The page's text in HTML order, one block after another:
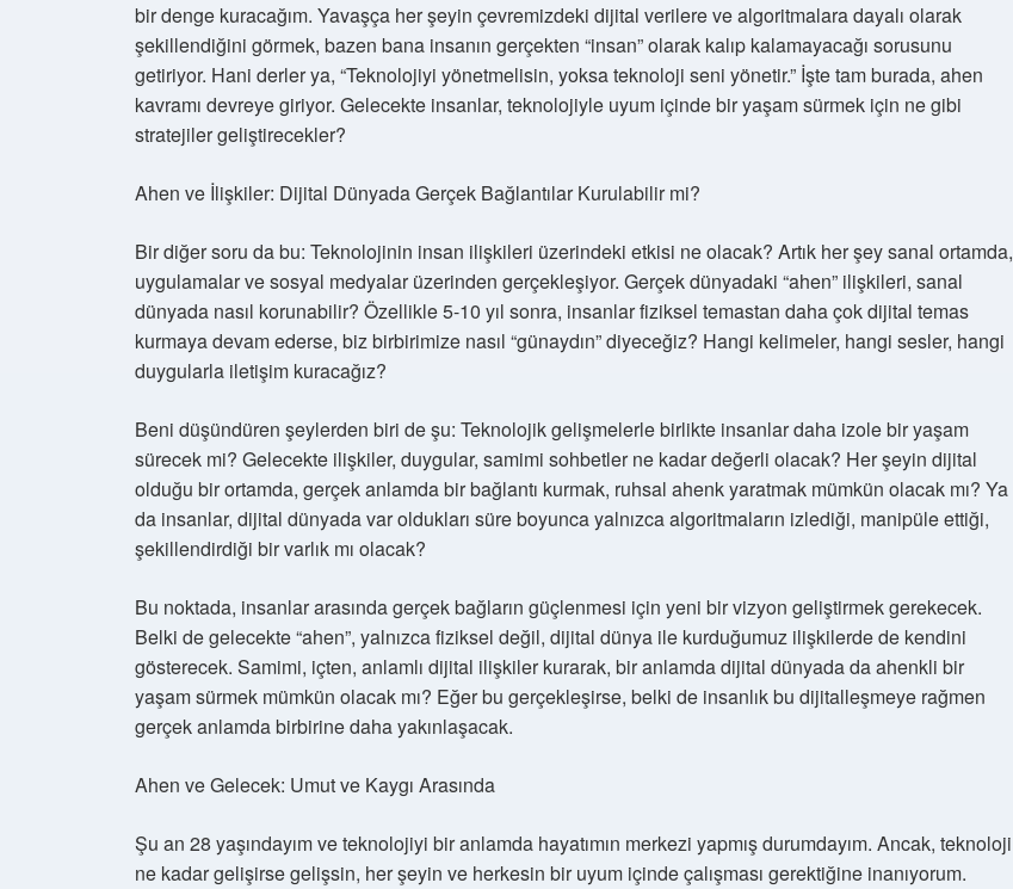
bir denge kuracağım. Yavaşça her şeyin çevremizdeki dijital verilere ve algoritmalara dayalı olarak
şekillendiğini görmek, bazen bana insanın gerçekten “insan” olarak kalıp kalamayacağı sorusunu
getiriyor. Hani derler ya, “Teknolojiyi yönetmelisin, yoksa teknoloji seni yönetir.” İşte tam burada, ahen
kavramı devreye giriyor. Gelecekte insanlar, teknolojiyle uyum içinde bir yaşam sürmek için ne gibi
stratejiler geliştirecekler?
Ahen ve İlişkiler: Dijital Dünyada Gerçek Bağlantılar Kurulabilir mi?
Bir diğer soru da bu: Teknolojinin insan ilişkileri üzerindeki etkisi ne olacak? Artık her şey sanal ortamda,
uygulamalar ve sosyal medyalar üzerinden gerçekleşiyor. Gerçek dünyadaki “ahen” ilişkileri, sanal
dünyada nasıl korunabilir? Özellikle 5-10 yıl sonra, insanlar fiziksel temastan daha çok dijital temas
kurmaya devam ederse, biz birbirimize nasıl “günaydın” diyeceğiz? Hangi kelimeler, hangi sesler, hangi
duygularla iletişim kuracağız?
Beni düşündüren şeylerden biri de şu: Teknolojik gelişmelerle birlikte insanlar daha izole bir yaşam
sürecek mi? Gelecekte ilişkiler, duygular, samimi sohbetler ne kadar değerli olacak? Her şeyin dijital
olduğu bir ortamda, gerçek anlamda bir bağlantı kurmak, ruhsal ahenk yaratmak mümkün olacak mı? Ya
da insanlar, dijital dünyada var oldukları süre boyunca yalnızca algoritmaların izlediği, manipüle ettiği,
şekillendirdiği bir varlık mı olacak?
Bu noktada, insanlar arasında gerçek bağların güçlenmesi için yeni bir vizyon geliştirmek gerekecek.
Belki de gelecekte “ahen”, yalnızca fiziksel değil, dijital dünya ile kurduğumuz ilişkilerde de kendini
gösterecek. Samimi, içten, anlamlı dijital ilişkiler kurarak, bir anlamda dijital dünyada da ahenkli bir
yaşam sürmek mümkün olacak mı? Eğer bu gerçekleşirse, belki de insanlık bu dijitalleşmeye rağmen
gerçek anlamda birbirine daha yakınlaşacak.
Ahen ve Gelecek: Umut ve Kaygı Arasında
Şu an 28 yaşındayım ve teknolojiyi bir anlamda hayatımın merkezi yapmış durumdayım. Ancak, teknoloji
ne kadar gelişirse gelişsin, her şeyin ve herkesin bir uyum içinde çalışması gerektiğine inanıyorum.